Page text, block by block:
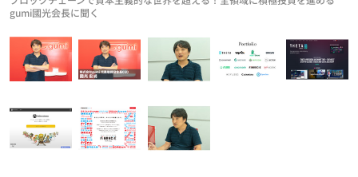
gumi國光会長に聞く